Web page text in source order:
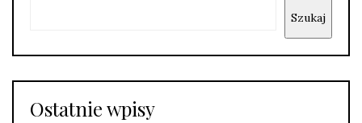
Szukaj
Ostatnie wpisy